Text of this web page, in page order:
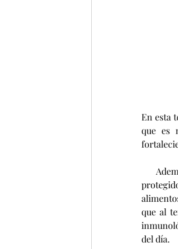
En esta
que es
que al
del día.